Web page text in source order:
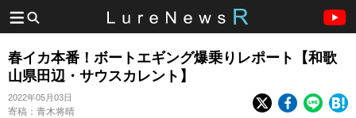
春イカ本番！ボートエギング爆乗りレポート【和歌
山県田辺・サウスカレント】
2022年05月03日
寄稿：青木将晴